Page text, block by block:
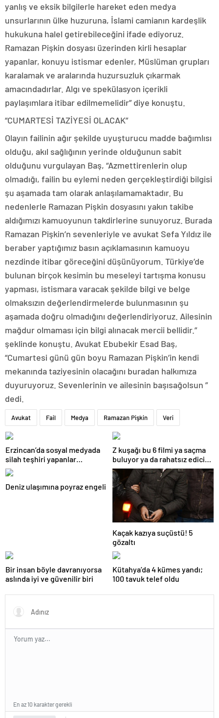
yanlış ve eksik bilgilerle hareket eden medya
unsurlarının ülke huzuruna, İslami camianın kardeşlik
hukukuna halel getirebileceğini ifade ediyoruz.
Ramazan Pişkin dosyası üzerinden kirli hesaplar
yapanlar, konuyu istismar edenler, Müslüman grupları
karalamak ve aralarında huzursuzluk çıkarmak
amacındadırlar. Algı ve spekülasyon içerikli
paylaşımlara itibar edilmemelidir” diye konuştu.
“CUMARTESİ TAZİYESİ OLACAK”
Olayın failinin ağır şekilde uyuşturucu madde bağımlısı
olduğu, akıl sağlığının yerinde olduğunun sabit
olduğunu vurgulayan Baş, “Azmettirenlerin olup
olmadığı, failin bu eylemi neden gerçekleştirdiği bilgisi
şu aşamada tam olarak anlaşılamamaktadır. Bu
nedenlerle Ramazan Pişkin dosyasını yakın takibe
aldığımızı kamuoyunun takdirlerine sunuyoruz. Burada
Ramazan Pişkin’n sevenleriyle ve avukat Sefa Yıldız ile
beraber yaptığımız basın açıklamasının kamuoyu
nezdinde itibar göreceğini düşünüyorum. Türkiye’de
bulunan birçok kesimin bu meseleyi tartışma konusu
yapması, istismara varacak şekilde bilgi ve belge
olmaksızın değerlendirmelerde bulunmasının şu
aşamada doğru olmadığını değerlendiriyoruz. Ailesinin
mağdur olmaması için bilgi alınacak mercii bellidir.”
şeklinde konuştu. Avukat Ebubekir Esad Baş,
“Cumartesi günü gün boyu Ramazan Pişkin’in kendi
mekanında taziyesinin olacağını buradan halkımıza
duyuruyoruz. Sevenlerinin ve ailesinin başısağolsun ”
dedi.
Avukat Fail Medya Ramazan Pişkin Veri
Erzincan’da sosyal medyada
silah teşhiri yapanlar
yakalandı
Z kuşağı bu 6 filmi ya saçma
buluyor ya da rahatsız edici
ve toksik!
Deniz ulaşımına poyraz engeli
Kaçak kazıya suçüstü! 5
gözaltı
Bir insan böyle davranıyorsa
aslında iyi ve güvenilir biri
Kütahya’da 4 kümes yandı;
100 tavuk telef oldu
En az 10 karakter gerekli